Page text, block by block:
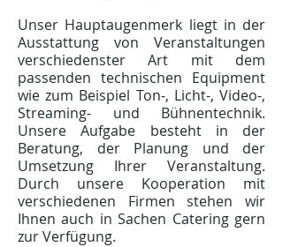
Unser Hauptaugenmerk liegt in der
Ausstattung von Veranstaltungen
verschiedenster Art mit dem
passenden technischen Equipment
wie zum Beispiel Ton-, Licht-, Video-,
Streaming- und Bühnentechnik.
Unsere Aufgabe besteht in der
Beratung, der Planung und der
Umsetzung Ihrer Veranstaltung.
Durch unsere Kooperation mit
verschiedenen Firmen stehen wir
Ihnen auch in Sachen Catering gern
zur Verfügung.